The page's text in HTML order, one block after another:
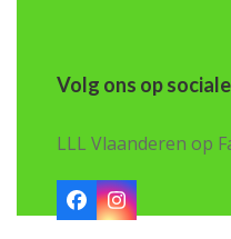
Volg ons op
LLL Vlaanderen op
FacebookInstagram